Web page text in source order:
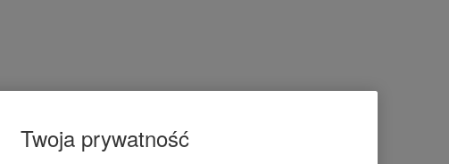
Twoja prywatność